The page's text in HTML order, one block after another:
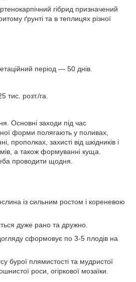
гібрид призначений
ґрунті та в теплицях різної
період — 50 днів.
тис. розт./га.
Основні заходи під час
форми полягають у поливах,
прополках, захисті від шкідників і
а також формуванні куща.
проводити щодня.
із сильним ростом і кореневою
дуже рано та дружно.
сформовує по 3-5 плодів на
бурої плямистості та мудристої
роси, огіркової мозаїки.